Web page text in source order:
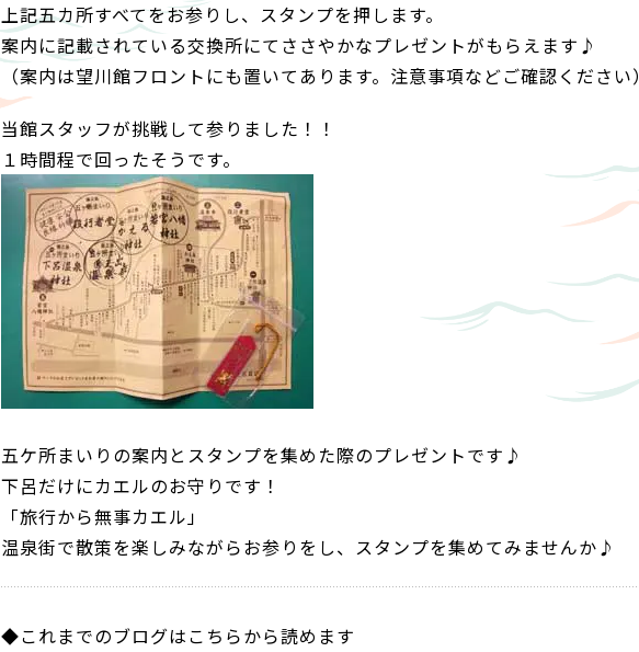
上記五カ所すべてをお参りし、スタンプを押します。
案内に記載されている交換所にてささやかなプレゼントがもらえます♪
（案内は望川館フロントにも置いてあります。注意事項などご確認ください）
当館スタッフが挑戦して参りました！！
１時間程で回ったそうです。
五ケ所まいりの案内とスタンプを集めた際のプレゼントです♪
下呂だけにカエルのお守りです！
「旅行から無事カエル」
温泉街で散策を楽しみながらお参りをし、スタンプを集めてみませんか♪
◆これまでのブログはこちらから読めます